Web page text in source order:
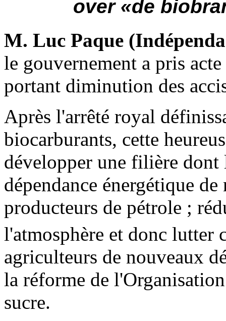
over «de
M. Luc Paque
le gouvernement a pris
portant diminution des
Après l'arrêté royal
biocarburants, cette
développer une filière
dépendance énergétique
producteurs de pétrole ;
l'atmosphère et donc lutter
agriculteurs de nouveaux
la réforme de
sucre.